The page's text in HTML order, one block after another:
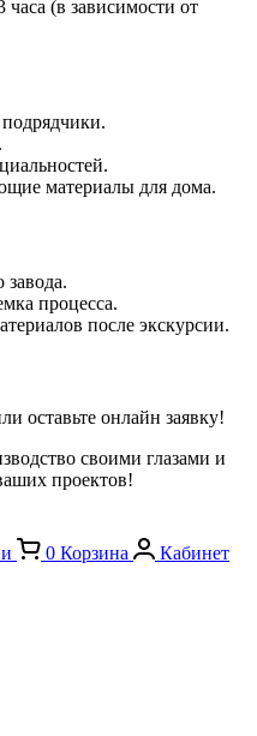
(в зависимости от
материалы для дома.
завода.
процесса.
после экскурсии.
оставьте онлайн заявку!
своими глазами и
проектов!
0 Корзина
Кабинет